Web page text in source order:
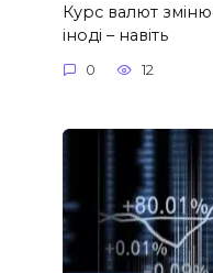
Курс валют
іноді – навіть
0 12